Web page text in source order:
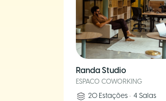
Randa Studio
ESPACO COWORKING
20 Estações •4 Salas